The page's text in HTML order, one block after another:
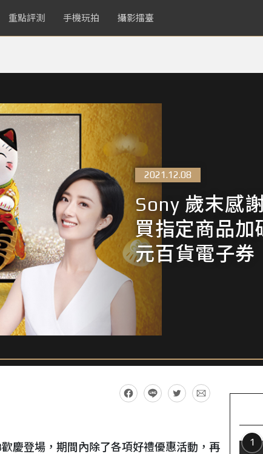
重點評測 手機玩拍 攝影擂臺
2021.12.08
Sony 歲末感
買指定商品
元百貨電子券
慶登場，期間內除了各項好禮優惠活動，再
1